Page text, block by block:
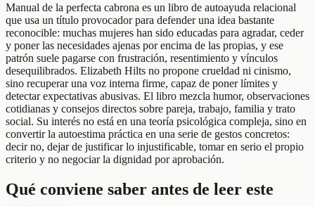
Manual de la perfecta cabrona es un libro de autoayuda relacional
que usa un título provocador para defender una idea bastante
reconocible: muchas mujeres han sido educadas para agradar, ceder
y poner las necesidades ajenas por encima de las propias, y ese
patrón suele pagarse con frustración, resentimiento y vínculos
desequilibrados. Elizabeth Hilts no propone crueldad ni cinismo,
sino recuperar una voz interna firme, capaz de poner límites y
detectar expectativas abusivas. El libro mezcla humor, observaciones
cotidianas y consejos directos sobre pareja, trabajo, familia y trato
social. Su interés no está en una teoría psicológica compleja, sino en
convertir la autoestima práctica en una serie de gestos concretos:
decir no, dejar de justificar lo injustificable, tomar en serio el propio
criterio y no negociar la dignidad por aprobación.
Qué conviene saber antes de leer este